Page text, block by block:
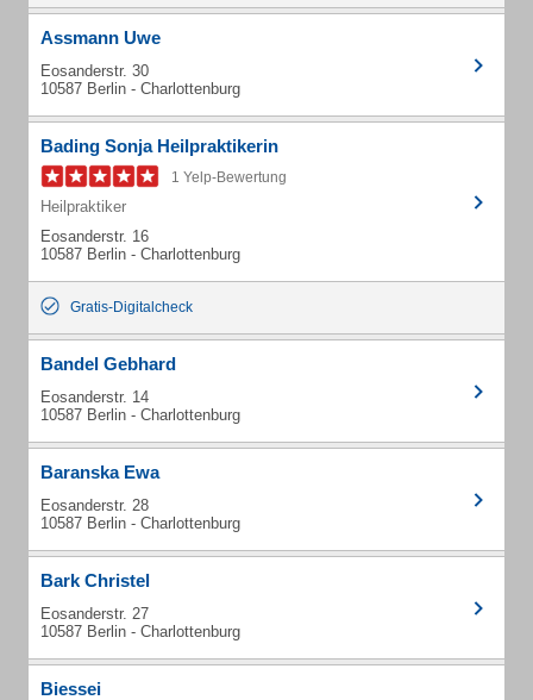
Assmann Uwe
Eosanderstr. 30
10587 Berlin - Charlottenburg
Bading Sonja Heilpraktikerin
1 Yelp-Bewertung
Heilpraktiker
Eosanderstr. 16
10587 Berlin - Charlottenburg
Gratis-Digitalcheck
Bandel Gebhard
Eosanderstr. 14
10587 Berlin - Charlottenburg
Baranska Ewa
Eosanderstr. 28
10587 Berlin - Charlottenburg
Bark Christel
Eosanderstr. 27
10587 Berlin - Charlottenburg
Biessei